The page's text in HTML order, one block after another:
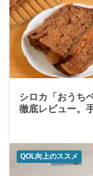
シロカ「おうち
徹底レビュー。
QOL向上のススメ